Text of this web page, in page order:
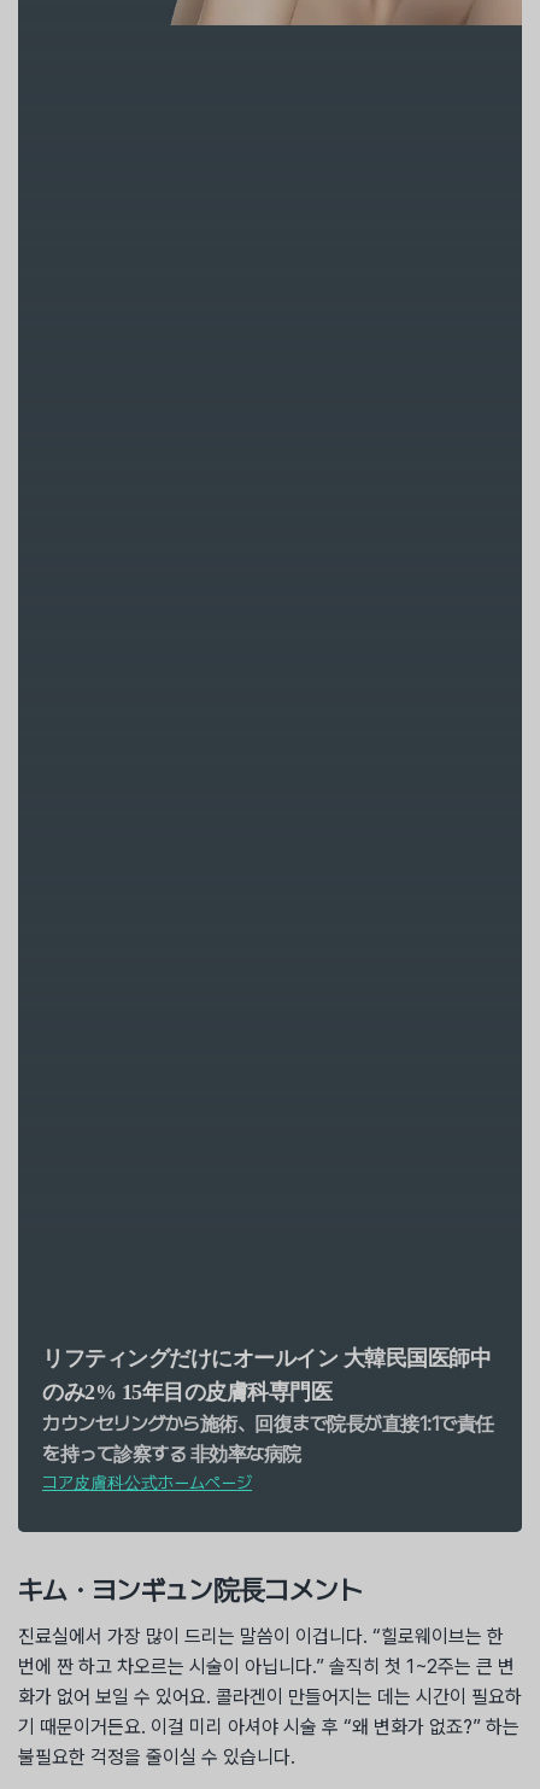
リフティングだけにオールイン 大韓民国医師中
のみ2% 15年目の皮膚科専門医
カウンセリングから施術、回復まで院長が直接1:1で責任
を持って診察する 非効率な病院
コア皮膚科公式ホームページ
キム・ヨンギュン院長コメント
진료실에서 가장 많이 드리는 말씀이 이겁니다. “힐로웨이브는 한
번에 짠 하고 차오르는 시술이 아닙니다.” 솔직히 첫 1~2주는 큰 변
화가 없어 보일 수 있어요. 콜라겐이 만들어지는 데는 시간이 필요하
기 때문이거든요. 이걸 미리 아셔야 시술 후 “왜 변화가 없죠?” 하는
불필요한 걱정을 줄이실 수 있습니다.